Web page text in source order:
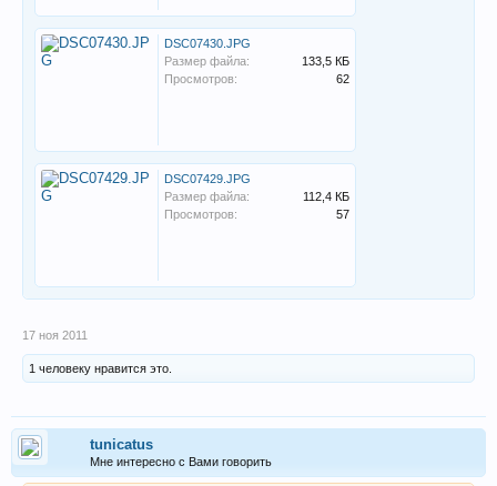
DSC07430.JPG
Размер файла:
133,5 КБ
Просмотров:
62
DSC07429.JPG
Размер файла:
112,4 КБ
Просмотров:
57
17 ноя 2011
1 человеку нравится это.
tunicatus
Мне интересно с Вами говорить